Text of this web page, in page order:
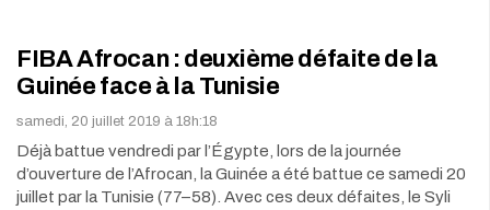
FIBA Afrocan : deuxième défaite de la
Guinée face à la Tunisie
samedi, 20 juillet 2019 à 18h:18
Déjà battue vendredi par l’Égypte, lors de la journée
d’ouverture de l’Afrocan, la Guinée a été battue ce samedi 20
juillet par la Tunisie (77–58). Avec ces deux défaites, le Syli